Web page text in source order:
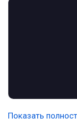
Показать